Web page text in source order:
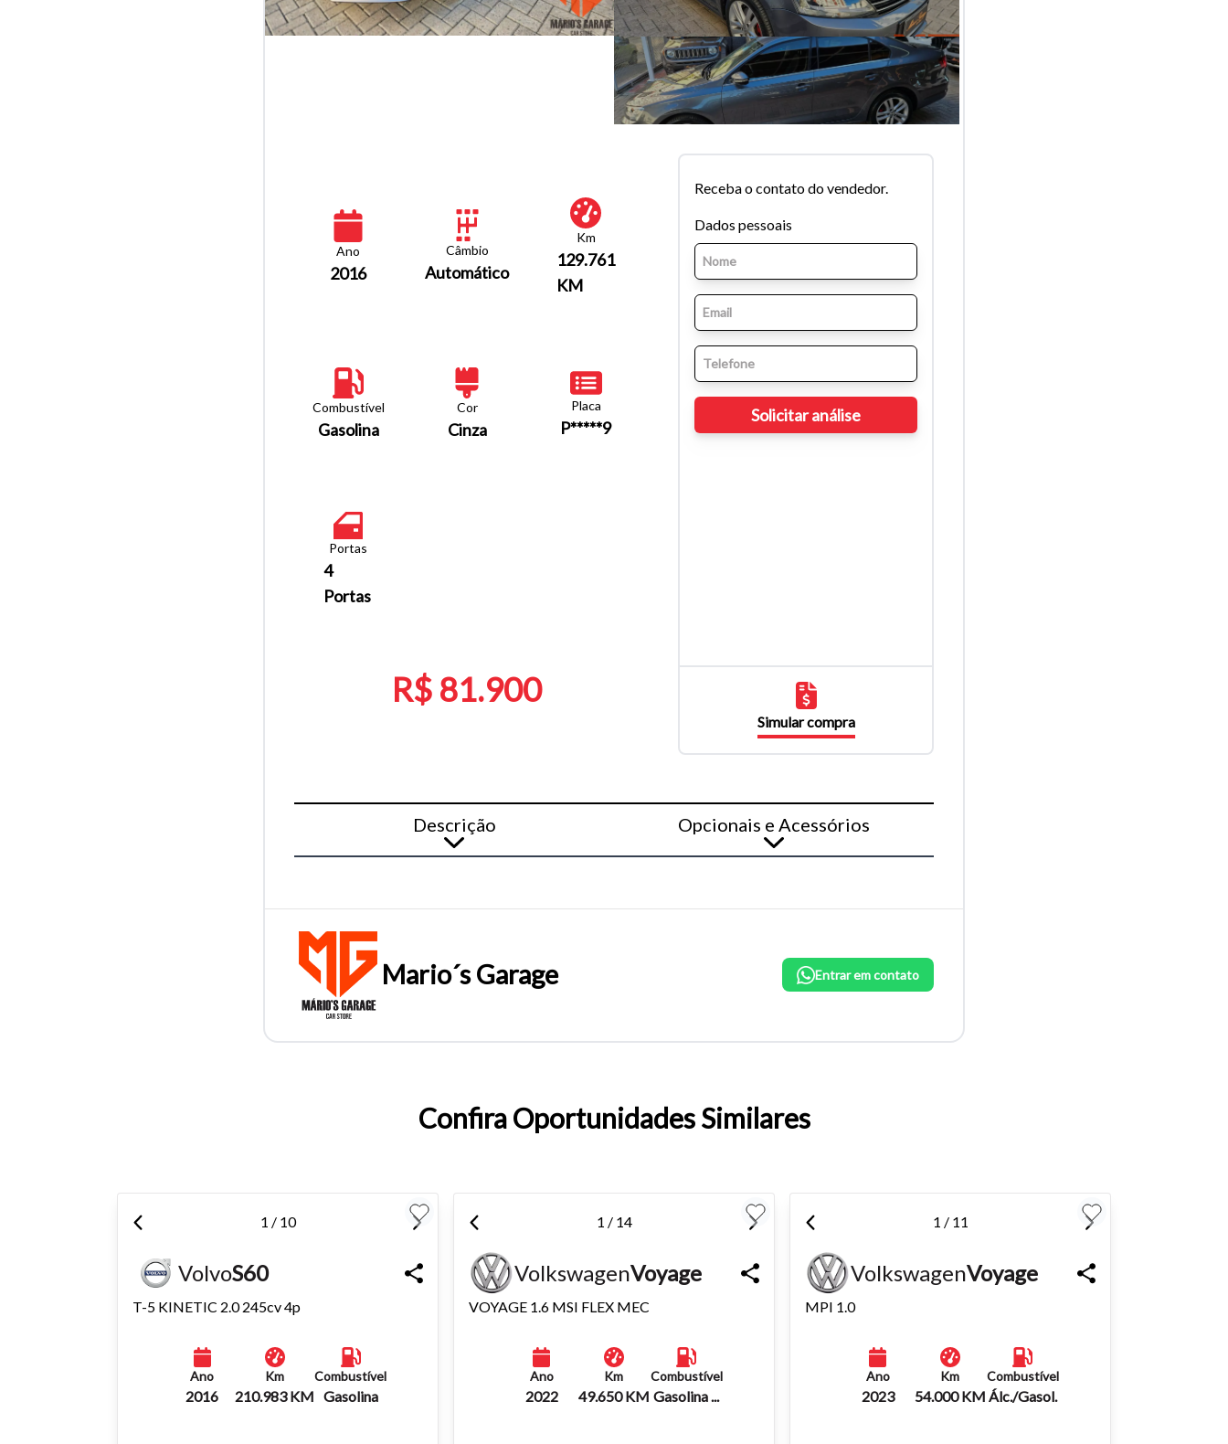
Tamanho do texto
Para aumentar ou diminuir a fonte em nosso site, utilize os atalhos Ctrl+ (para
Ano
2016
Câmbio
Automático
Km
129.761
KM
Combustível
Gasolina
Cor
Cinza
Placa
P*****9
Portas
4
Portas
R$ 81.900
Receba o contato do vendedor.
Dados pessoais
Simular compra
Descrição Opcionais e Acessórios
Mario´s Garage Entrar em contato
Confira Oportunidades Similares
1 / 10
VolvoS60
T-5 KINETIC 2.0 245cv 4p
Ano
2016
Km
210.983 KM
Combustível
Gasolina
1 / 14
VolkswagenVoyage
VOYAGE 1.6 MSI FLEX MEC
Ano
2022
Km
49.650 KM
Combustível
Gasolina ...
1 / 11
VolkswagenVoyage
MPI 1.0
Ano
2023
Km
54.000 KM
Combustível
Álc./Gasol.